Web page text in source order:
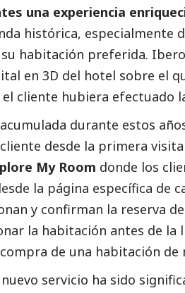
una experiencia
histórica, especialmente
habitación preferida.
en 3D del hotel sobre el
cliente hubiera efectuado
durante estos
desde la primera
My Room donde los
la página específica de
y confirman la reserva
la habitación antes de la
de una habitación de
servicio ha sido